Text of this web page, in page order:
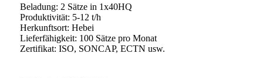
Beladung: 2 Sätze in 1x40HQ
Produktivität: 5-12 t/h
Herkunftsort: Hebei
Lieferfähigkeit: 100 Sätze pro Monat
Zertifikat: ISO, SONCAP, ECTN usw.